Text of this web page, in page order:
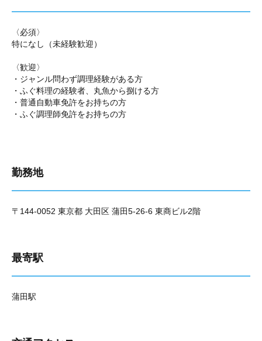
〈必須〉
特になし（未経験歓迎）
〈歓迎〉
・ジャンル問わず調理経験がある方
・ふぐ料理の経験者、丸魚から捌ける方
・普通自動車免許をお持ちの方
・ふぐ調理師免許をお持ちの方
勤務地
〒144-0052 東京都 大田区 蒲田5-26-6 東商ビル2階
最寄駅
蒲田駅